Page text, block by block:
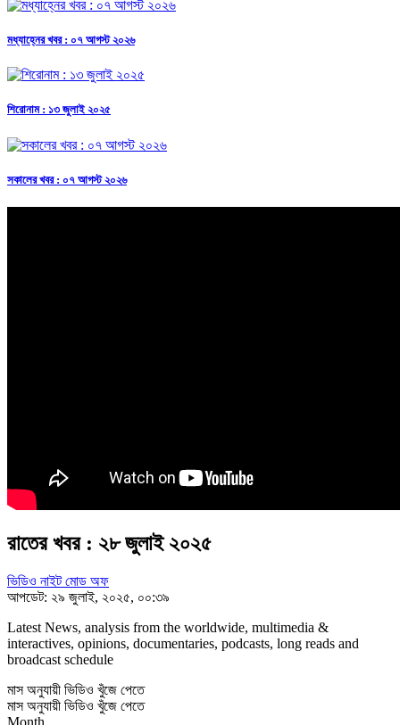
মধ্যাহ্নের খবর : ০৭ আগস্ট ২০২৬
শিরোনাম : ১৩ জুলাই ২০২৫
সকালের খবর : ০৭ আগস্ট ২০২৬
রাতের খবর : ২৮ জুলাই ২০২৫
ভিডিও নাইট মোড অফ
আপডেট: ২৯ জুলাই, ২০২৫, ০০:৩৯
Latest News, analysis from the worldwide, multimedia &
interactives, opinions, documentaries, podcasts, long reads and
broadcast schedule
মাস অনুযায়ী ভিডিও খুঁজে পেতে
মাস অনুযায়ী ভিডিও খুঁজে পেতে
Month